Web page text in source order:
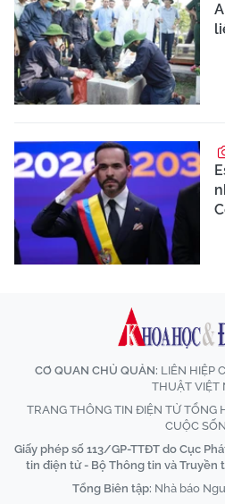
CƠ QUAN CHỦ QUẢN: LIÊN HIỆP
THUẬT VIỆT
TRANG THÔNG TIN ĐIỆN TỬ TỔNG
CUỘC
Giấy phép số 113/GP-TTĐT do Cục
tin điện tử - Bộ Thông tin và
Tổng Biên tập: Nhà báo